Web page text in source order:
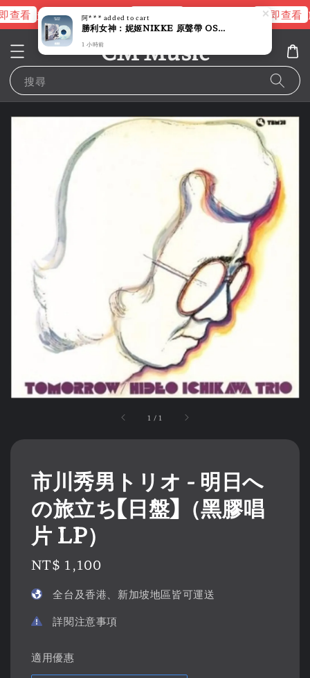
查看 進擊的巨人片頭曲 立即查看 立即查看
CM Music
搜尋
1 /1
市川秀男トリオ - 明日へ
の旅立ち【日盤】（黑膠唱
片 LP）
Regular
NT$ 1,100
全台及香港、新加坡地區皆可運送
詳閱注意事項
適用優惠
阿*** added to cart
勝利女神：妮姬NIKKE 原聲帶 OST 【OLD TALES｜藍白彩膠】（黑膠唱片 LP）
1 小時前